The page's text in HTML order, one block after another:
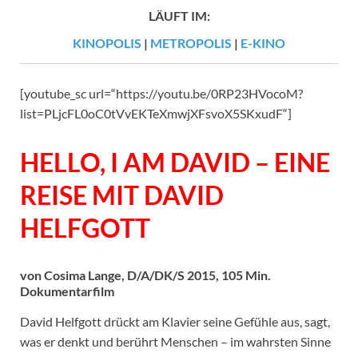
LÄUFT IM:
KINOPOLIS | METROPOLIS | E-KINO
[youtube_sc url=“https://youtu.be/0RP23HVocoM?
list=PLjcFL0oC0tVvEKTeXmwjXFsvoX5SKxudF“]
HELLO, I AM DAVID – EINE
REISE MIT DAVID
HELFGOTT
von Cosima Lange, D/A/DK/S 2015, 105 Min.
Dokumentarfilm
David Helfgott drückt am Klavier seine Gefühle aus, sagt,
was er denkt und berührt Menschen – im wahrsten Sinne